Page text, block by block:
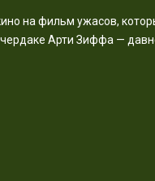
на фильм ужасов,
Арти Зиффа —